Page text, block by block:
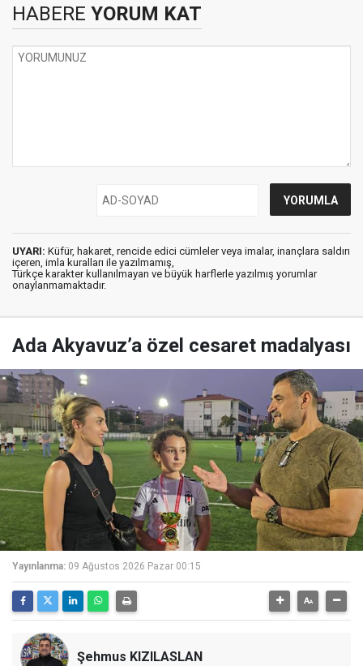
HABERE YORUM KAT
UYARI: Küfür, hakaret, rencide edici cümleler veya imalar, inançlara saldırı
içeren, imla kuralları ile yazılmamış,
Türkçe karakter kullanılmayan ve büyük harflerle yazılmış yorumlar
onaylanmamaktadır.
Ada Akyavuz’a özel cesaret madalyası
Yayınlanma: 09 Ağustos 2026 Pazar 00:15
Şehmus KIZILASLAN